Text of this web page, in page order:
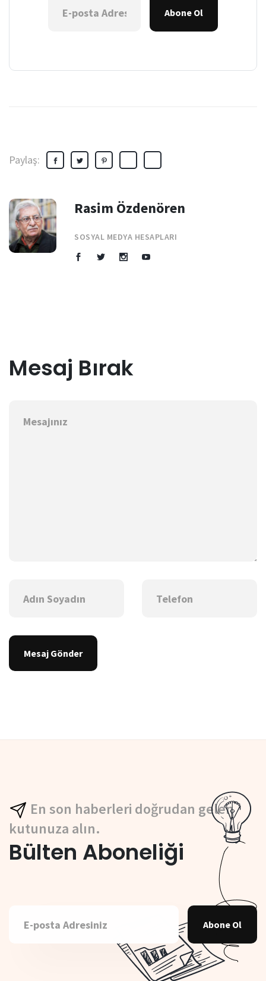
Abone Ol
Paylaş:
Rasim Özdenören
SOSYAL MEDYA HESAPLARI
Mesaj Bırak
Mesaj Gönder
En son haberleri doğrudan gelen
kutunuza alın.
Bülten Aboneliği
Abone Ol